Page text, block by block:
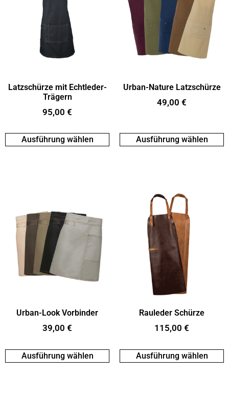
Latzschürze mit Echtleder-
Trägern
95,00 €
Ausführung wählen
Urban-Nature Latzschürze
49,00 €
Ausführung wählen
Urban-Look Vorbinder
39,00 €
Ausführung wählen
Rauleder Schürze
115,00 €
Ausführung wählen